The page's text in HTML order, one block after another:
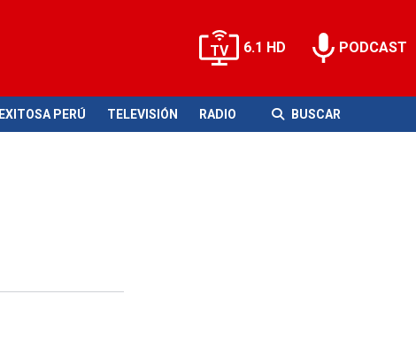
6.1 HD PODCAST
EXITOSA PERÚ TELEVISIÓN RADIO BUSCAR